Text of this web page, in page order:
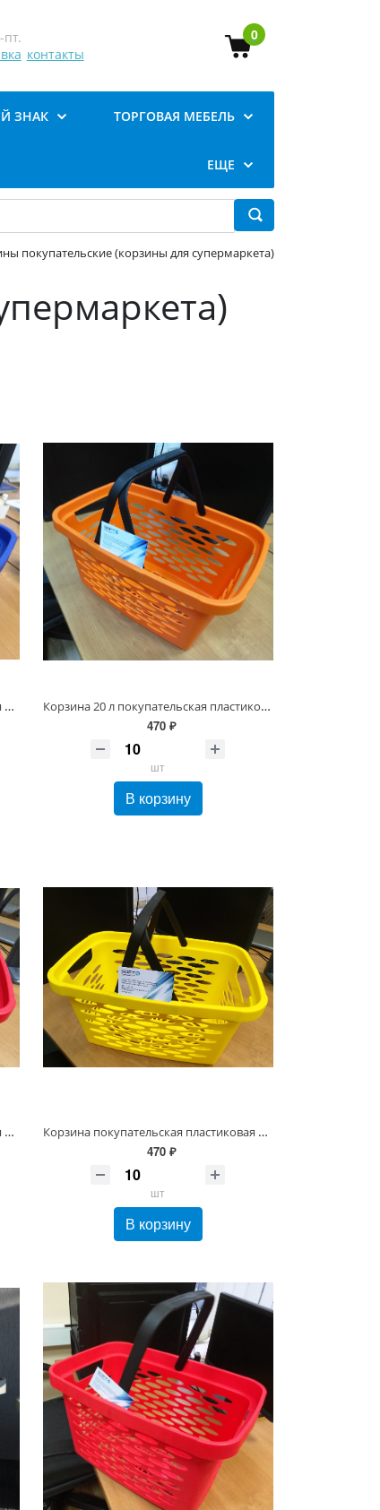
0
контакты
ЗНАК ТОРГОВАЯ МЕБЕЛЬ
ЕЩЕ
покупательские (корзины для супермаркета)
Корзина покупательская пластиковая 20 л Синяя, 2 скл. ручки
Корзина 20 л покупательская пластиковая Оранжевая, 2 скл. ручки
470 ₽
шт
В корзину
Корзина покупательская пластиковая 20 л Красная, 2 скл. ручки
Корзина покупательская пластиковая 20л Желтая, 2 скл. ручки
470 ₽
шт
В корзину